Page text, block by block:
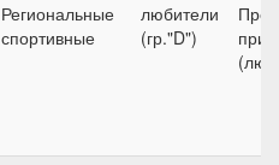
Региональные
спортивные
любители
(гр."D")